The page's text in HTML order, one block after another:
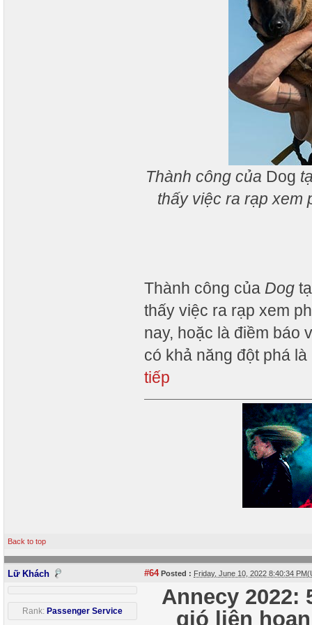
Thành công của Dog
thấy việc ra rạp xem
Thành công của Dog
thấy việc ra rạp xem
nay, hoặc là điềm báo
có khả năng đột phá
tiếp
Back to top
Lữ Khách #64Posted : Friday, June 10, 2022 8:40:34
Rank: Passenger Service
Annecy 2022:
gió liên